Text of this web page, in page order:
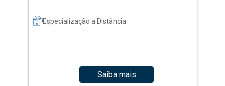
Especialização a Distância
Saiba mais